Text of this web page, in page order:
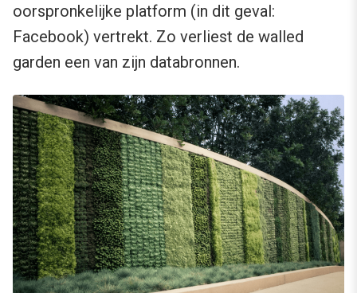
oorspronkelijke platform (in dit geval:
Facebook) vertrekt. Zo verliest de walled
garden een van zijn databronnen.